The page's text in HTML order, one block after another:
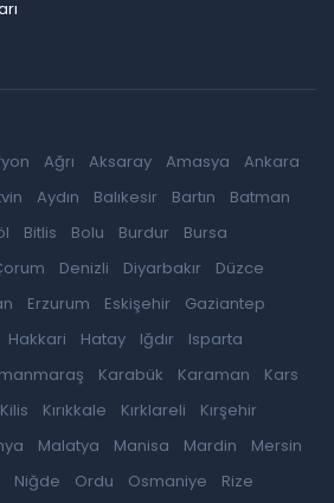
Ağrı Aksaray Amasya
Ankara
Aydın Balıkesir Bartın
Batman
Bitlis Bolu Burdur
Bursa
Denizli Diyarbakır
Düzce
Erzurum Eskişehir
Gaziantep
Hakkari Hatay Iğdır
Isparta
Karabük Karaman
Kars
Kilis Kırıkkale Kırklareli
Kırşehir
Malatya Manisa Mardin
Mersin
Niğde Ordu Osmaniye
Rize